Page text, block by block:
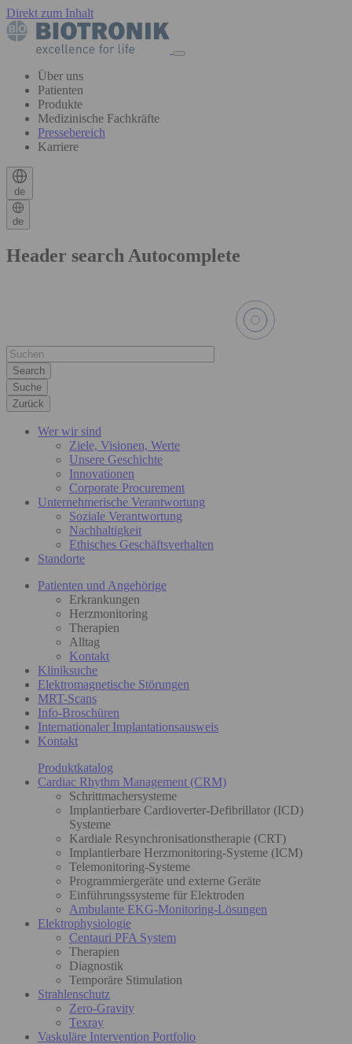
Direkt zum Inhalt
Über uns
Patienten
Produkte
Medizinische Fachkräfte
Pressebereich
Karriere
de
de
Header search Autocomplete
Suche
Zurück
Wer wir sind
Ziele, Visionen, Werte
Unsere Geschichte
Innovationen
Corporate Procurement
Unternehmerische Verantwortung
Soziale Verantwortung
Nachhaltigkeit
Ethisches Geschäftsverhalten
Standorte
Patienten und Angehörige
Erkrankungen
Herzmonitoring
Therapien
Alltag
Kontakt
Kliniksuche
Elektromagnetische Störungen
MRT-Scans
Info-Broschüren
Internationaler Implantationsausweis
Kontakt
Produktkatalog
Cardiac Rhythm Management (CRM)
Schrittmachersysteme
Implantierbare Cardioverter-Defibrillator (ICD)
Systeme
Kardiale Resynchronisationstherapie (CRT)
Implantierbare Herzmonitoring-Systeme (ICM)
Telemonitoring-Systeme
Programmiergeräte und externe Geräte
Einführungssysteme für Elektroden
Ambulante EKG-Monitoring-Lösungen
Elektrophysiologie
Centauri PFA System
Therapien
Diagnostik
Temporäre Stimulation
Strahlenschutz
Zero-Gravity
Texray
Vaskuläre Intervention Portfolio